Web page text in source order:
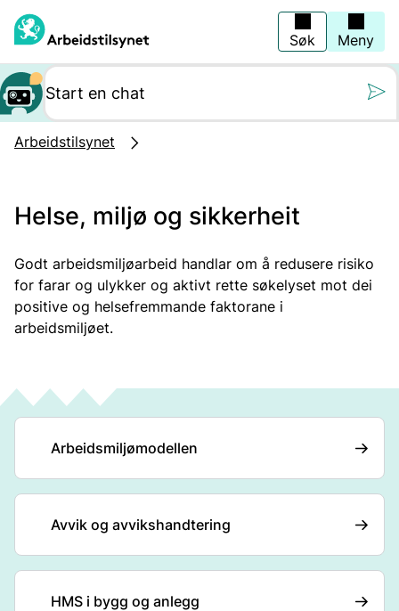
hovedinnhold
Søk Meny
Arbeidstilsynet
Helse, miljø og sikkerheit
Godt arbeidsmiljøarbeid handlar om å redusere risiko
for farar og ulykker og aktivt rette søkelyset mot dei
positive og helsefremmande faktorane i
arbeidsmiljøet.
Arbeidsmiljømodellen
Avvik og avvikshandtering
HMS i bygg og anlegg